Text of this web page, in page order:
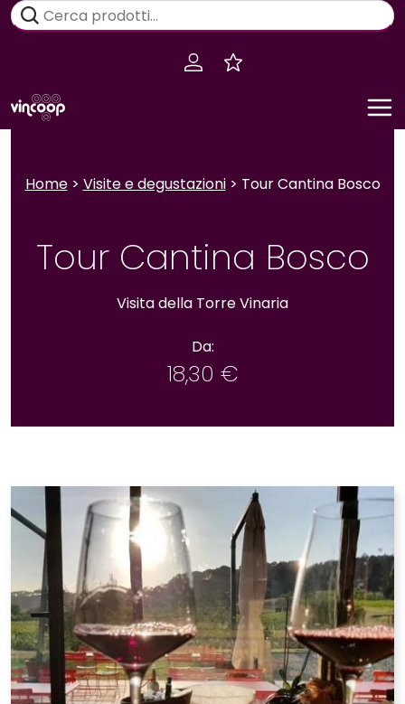
Salta
Cerca:
Home> Visite e degustazioni> Tour Cantina Bosco
Tour Cantina Bosco
Visita della Torre Vinaria
Da:
18,30 €